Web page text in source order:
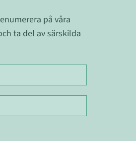
på våra
ta del av särskilda